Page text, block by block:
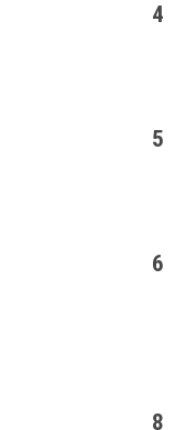
4
5
6
8